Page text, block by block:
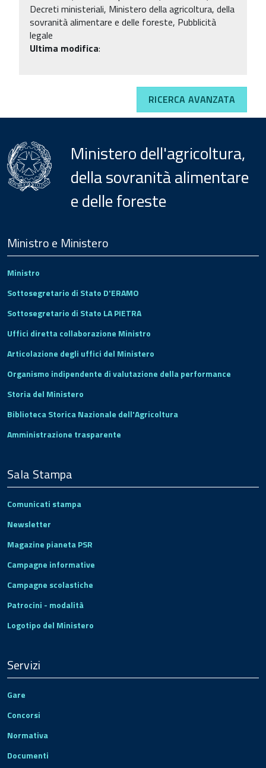
Decreti ministeriali, Ministero della agricoltura, della
sovranità alimentare e delle foreste, Pubblicità
legale
Ultima modifica:
RICERCA AVANZATA
Ministero dell'agricoltura,
della sovranità alimentare
e delle foreste
Footer
Ministro e Ministero
Ministro
Sottosegretario di Stato D'ERAMO
Sottosegretario di Stato LA PIETRA
Uffici diretta collaborazione Ministro
Articolazione degli uffici del Ministero
Organismo indipendente di valutazione della performance
Storia del Ministero
Biblioteca Storica Nazionale dell'Agricoltura
Amministrazione trasparente
Sala Stampa
Comunicati stampa
Newsletter
Magazine pianeta PSR
Campagne informative
Campagne scolastiche
Patrocini - modalità
Logotipo del Ministero
Servizi
Gare
Concorsi
Normativa
Documenti